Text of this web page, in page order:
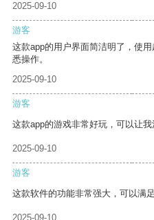
2025-09-10
游客
这款app的用户界面简洁明了，使
悉操作。
2025-09-10
游客
这款app的游戏非常好玩，可以让我
2025-09-10
游客
这款软件的功能非常强大，可以满
2025-09-10